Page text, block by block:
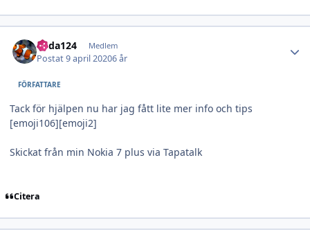
edda124 Medlem
Postat9 april 20206 år
FÖRFATTARE
Tack för hjälpen nu har jag fått lite mer info och tips
[emoji106][emoji2]
Skickat från min Nokia 7 plus via Tapatalk
Citera